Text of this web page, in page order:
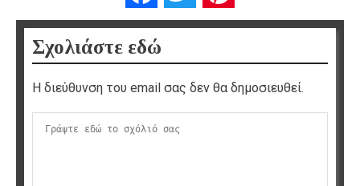
Σχολιάστε εδώ
Η διεύθυνση του email σας δεν θα δημοσιευθεί.